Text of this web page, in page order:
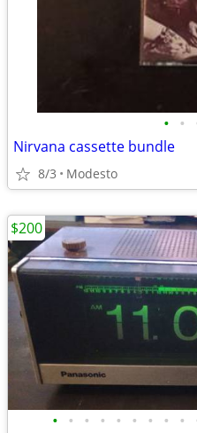
• •
Nirvana cassette bundle
8/3 Modesto
• • • • • • • • •
$200